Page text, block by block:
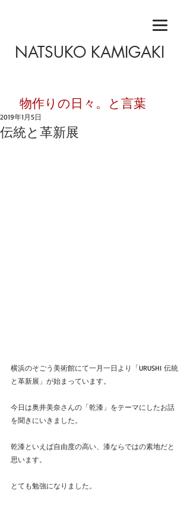
NATSUKO KAMIGAKI
​物作りの日々。と言葉
伝統と革新展
2019年1月5日
横浜のそごう美術館にて一月一日より「URUSHI 伝統
と革新展」が始まっています。
今日は奥井美奈さんの「乾漆」をテーマにしたお話
を聞きにいきました。
乾漆といえば自由度の高い、漆ならではの素地だと
思います。
とても勉強になりました。